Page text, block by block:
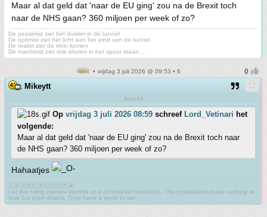
Maar al dat geld dat 'naar de EU ging' zou na de Brexit toch
naar de NHS gaan? 360 miljoen per week of zo?
De pessimist ziet het duister in de tunnel
De optimist ziet het licht aan het eind van de tunnel
De realist ziet de trein komen
De machinist ziet drie idioten in het spoor staan....
• vrijdag 3 juli 2026 @ 09:53 • 6
Mikeytt
Any/All
Op vrijdag 3 juli 2026 08:59 schreef Lord_Vetinari het
volgende:
Maar al dat geld dat 'naar de EU ging' zou na de Brexit toch naar
de NHS gaan? 360 miljoen per week of zo?
Hahaatjes
🇨🇳🇻🇳🇱🇦🇨🇺🇰🇵☭
Let the ruling classes tremble at a communist revolution. The proletarians have nothing to
lose but their chains. They have a world to win.